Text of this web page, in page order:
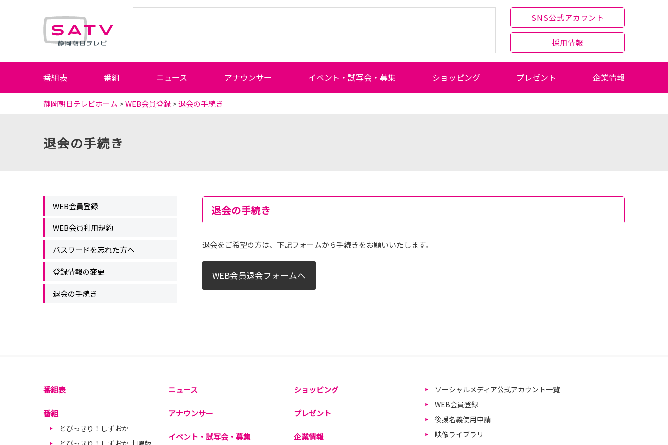
SNS公式アカウント
採用情報
番組表 番組 ニュース アナウンサー イベント・試写会・募集 ショッピング プレゼント 企業情報
静岡朝日テレビホーム >WEB会員登録>退会の手続き
退会の手続き
退会の手続き
退会をご希望の方は、下記フォームから手続きをお願いいたします。
WEB会員退会フォームへ
WEB会員登録
WEB会員利用規約
パスワードを忘れた方へ
登録情報の変更
退会の手続き
番組表
番組
とびっきり！しずおか
とびっきり！しずおか 土曜版
ニュース
アナウンサー
イベント・試写会・募集
ショッピング
プレゼント
企業情報
ソーシャルメディア公式アカウント一覧
WEB会員登録
後援名義使用申請
映像ライブラリ